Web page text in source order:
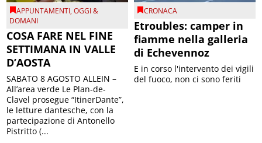
APPUNTAMENTI,OGGI &
DOMANI
COSA FARE NEL FINE
SETTIMANA IN VALLE
D’AOSTA
SABATO 8 AGOSTO ALLEIN –
All’area verde Le Plan-de-
Clavel prosegue “ItinerDante”,
le letture dantesche, con la
partecipazione di Antonello
Pistritto (...
CRONACA
Etroubles: camper in
fiamme nella galleria
di Echevennoz
E in corso l'intervento dei vigili
del fuoco, non ci sono feriti